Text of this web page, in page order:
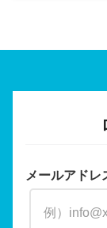
メールアドレ